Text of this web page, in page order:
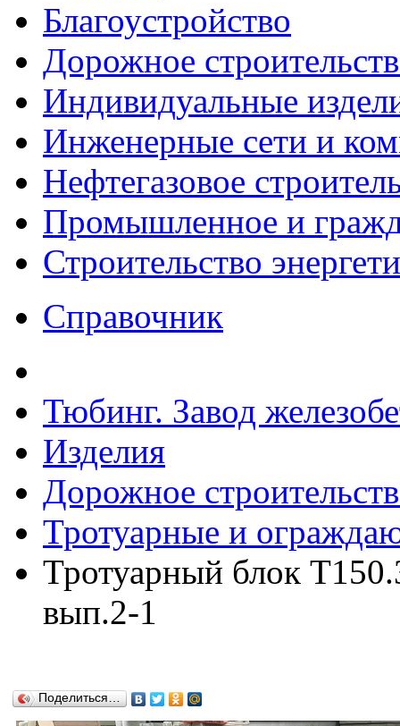
Благоустройство
Дорожное
Индивидуальные
Инженерные сети и
Нефтегазовое
Промышленное и
Строительство
Справочник
Тюбинг. Завод
Изделия
Дорожное
Тротуарные и
Тротуарный блок
вып.2-1
Поделиться…